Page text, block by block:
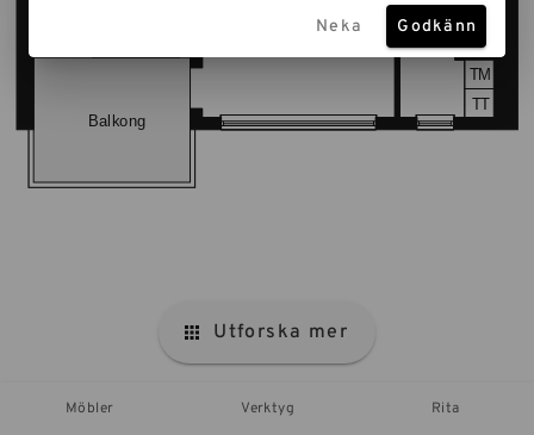
Möbler Verktyg Rita
Utforska mer
Neka Godkänn